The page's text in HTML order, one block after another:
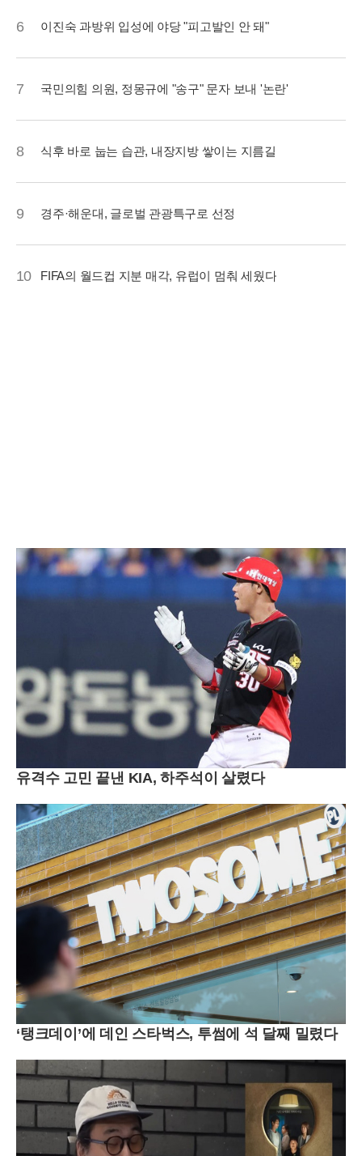
6 이진숙 과방위 입성에 야당 "피고발인 안 돼"
7 국민의힘 의원, 정몽규에 "송구" 문자 보내 '논란'
8 식후 바로 눕는 습관, 내장지방 쌓이는 지름길
9 경주·해운대, 글로벌 관광특구로 선정
10 FIFA의 월드컵 지분 매각, 유럽이 멈춰 세웠다
유격수 고민 끝낸 KIA, 하주석이 살렸다
‘탱크데이’에 데인 스타벅스, 투썸에 석 달째 밀렸다